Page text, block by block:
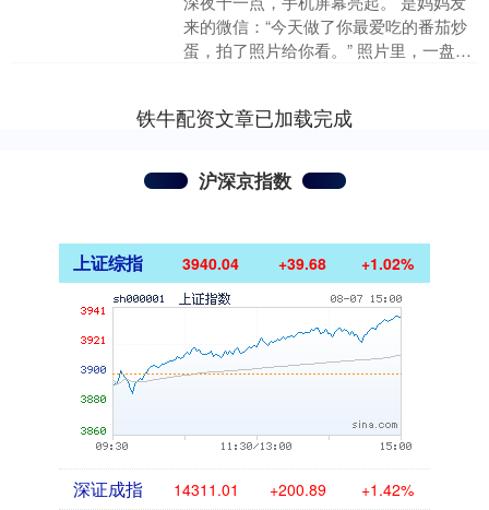
来的微信：“今天做了你最爱吃的番茄炒
蛋，拍了照片给你看。” 照片里，一盘普
铁牛配资文章已加载完成
沪深京指数
上证综指 3940.04 +39.68 +1.02%
深证成指 14311.01 +200.89 +1.42%